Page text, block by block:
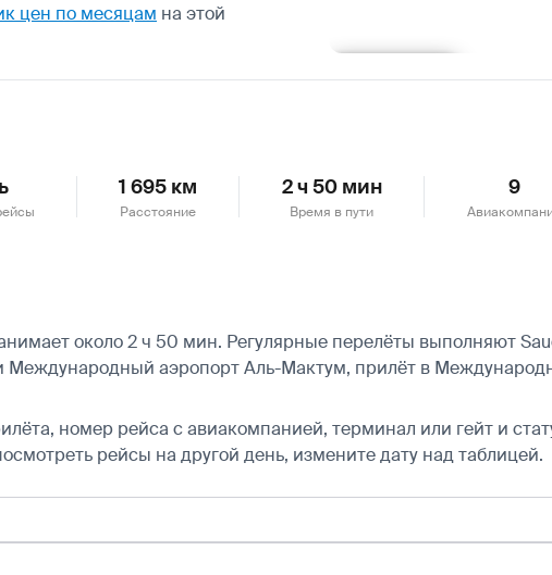
цен по месяцам на этой
1 695 км
Расстояние
2 ч 50 мин
Время в пути
9
около 2 ч 50 мин. Регулярные перелёты выполняют
аэропорт Аль-Мактум, прилёт в
номер рейса с авиакомпанией, терминал или гейт и
рейсы на другой день, измените дату над таблицей.